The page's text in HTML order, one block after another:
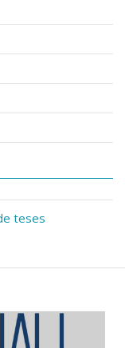
teses